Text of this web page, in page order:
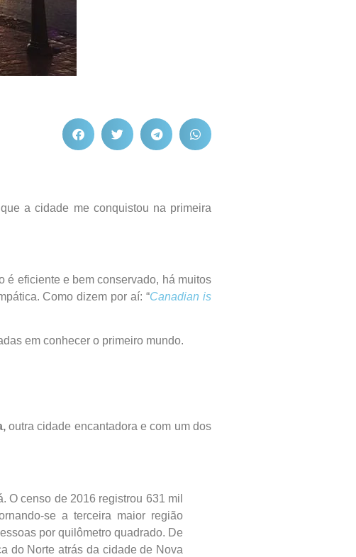
a cidade me conquistou na primeira
é eficiente e bem conservado, há muitos
Como dizem por aí: “Canadian is
em conhecer o primeiro mundo.
outra cidade encantadora e com um dos
censo de 2016 registrou 631 mil
se a terceira maior região
por quilômetro quadrado. De
do Norte atrás da cidade de Nova